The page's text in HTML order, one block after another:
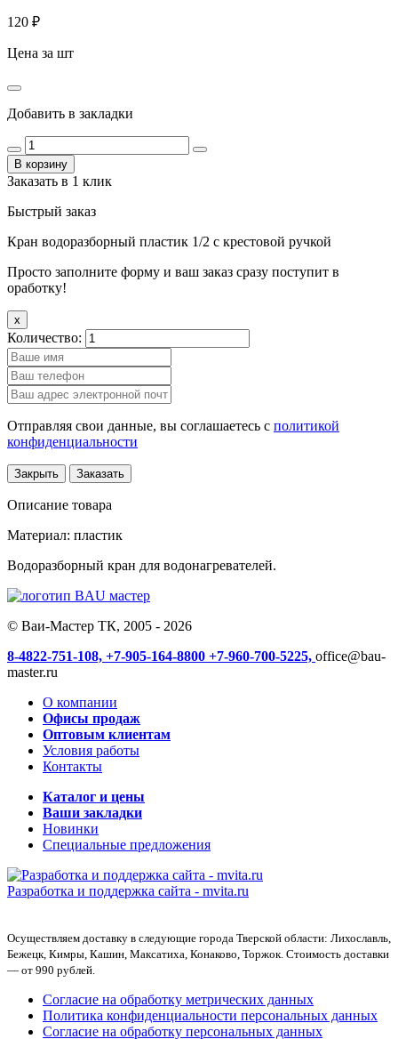
120 ₽
Цена за шт
Добавить в закладки
В корзину
Заказать в 1 клик
Быстрый заказ
Кран водоразборный пластик 1/2 с крестовой ручкой
Просто заполните форму и ваш заказ сразу поступит в
оработку!
x
Количество:
Отправляя свои данные, вы соглашаетесь с политикой
конфиденциальности
Закрыть Заказать
Описание товара
Материал: пластик
Водоразборный кран для водонагревателей.
© Ваи-Мастер ТК, 2005 - 2026
8-4822-751-108, +7-905-164-8800 +7-960-700-5225, office@bau-
master.ru
О компании
Офисы продаж
Оптовым клиентам
Условия работы
Контакты
Каталог и цены
Ваши закладки
Новинки
Специальные предложения
Разработка и поддержка сайта - mvita.ru
Осуществляем доставку в следующие города Тверской области: Лихославль,
Бежецк, Кимры, Кашин, Максатиха, Конаково, Торжок. Стоимость доставки
— от 990 рублей.
Согласие на обработку метрических данных
Политика конфиденциальности персональных данных
Согласие на обработку персональных данных